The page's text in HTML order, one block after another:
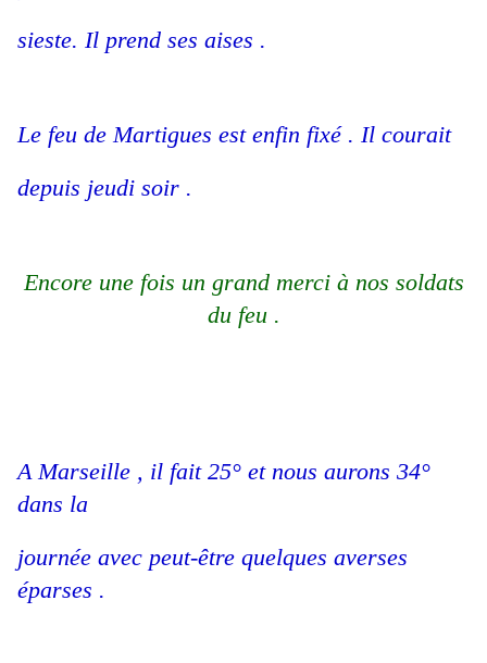
sieste. Il prend ses aises .
Le feu de Martigues est enfin fixé . Il courait
depuis jeudi soir .
Encore une fois un grand merci à nos soldats
du feu .
A Marseille , il fait 25° et nous aurons 34°
dans la
journée avec peut-être quelques averses
éparses .